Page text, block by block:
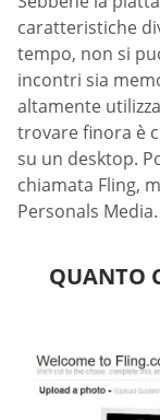
caratteristiche
tempo, non si
incontri sia
altamente
trovare finora è
su un desktop.
chiamata Fling,
Personals Media.
QUANTO